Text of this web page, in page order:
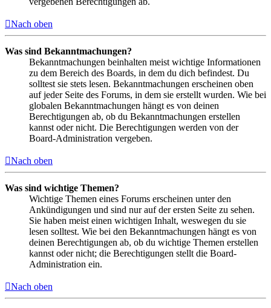
Nach oben
Was sind Bekanntmachungen?
Bekanntmachungen beinhalten meist wichtige Informationen
zu dem Bereich des Boards, in dem du dich befindest. Du
solltest sie stets lesen. Bekanntmachungen erscheinen oben
auf jeder Seite des Forums, in dem sie erstellt wurden. Wie bei
globalen Bekanntmachungen hängt es von deinen
Berechtigungen ab, ob du Bekanntmachungen erstellen
kannst oder nicht. Die Berechtigungen werden von der
Board-Administration vergeben.
Nach oben
Was sind wichtige Themen?
Wichtige Themen eines Forums erscheinen unter den
Ankündigungen und sind nur auf der ersten Seite zu sehen.
Sie haben meist einen wichtigen Inhalt, weswegen du sie
lesen solltest. Wie bei den Bekanntmachungen hängt es von
deinen Berechtigungen ab, ob du wichtige Themen erstellen
kannst oder nicht; die Berechtigungen stellt die Board-
Administration ein.
Nach oben